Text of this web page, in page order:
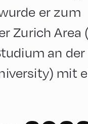
er zum
Zurich Area
an der
mit